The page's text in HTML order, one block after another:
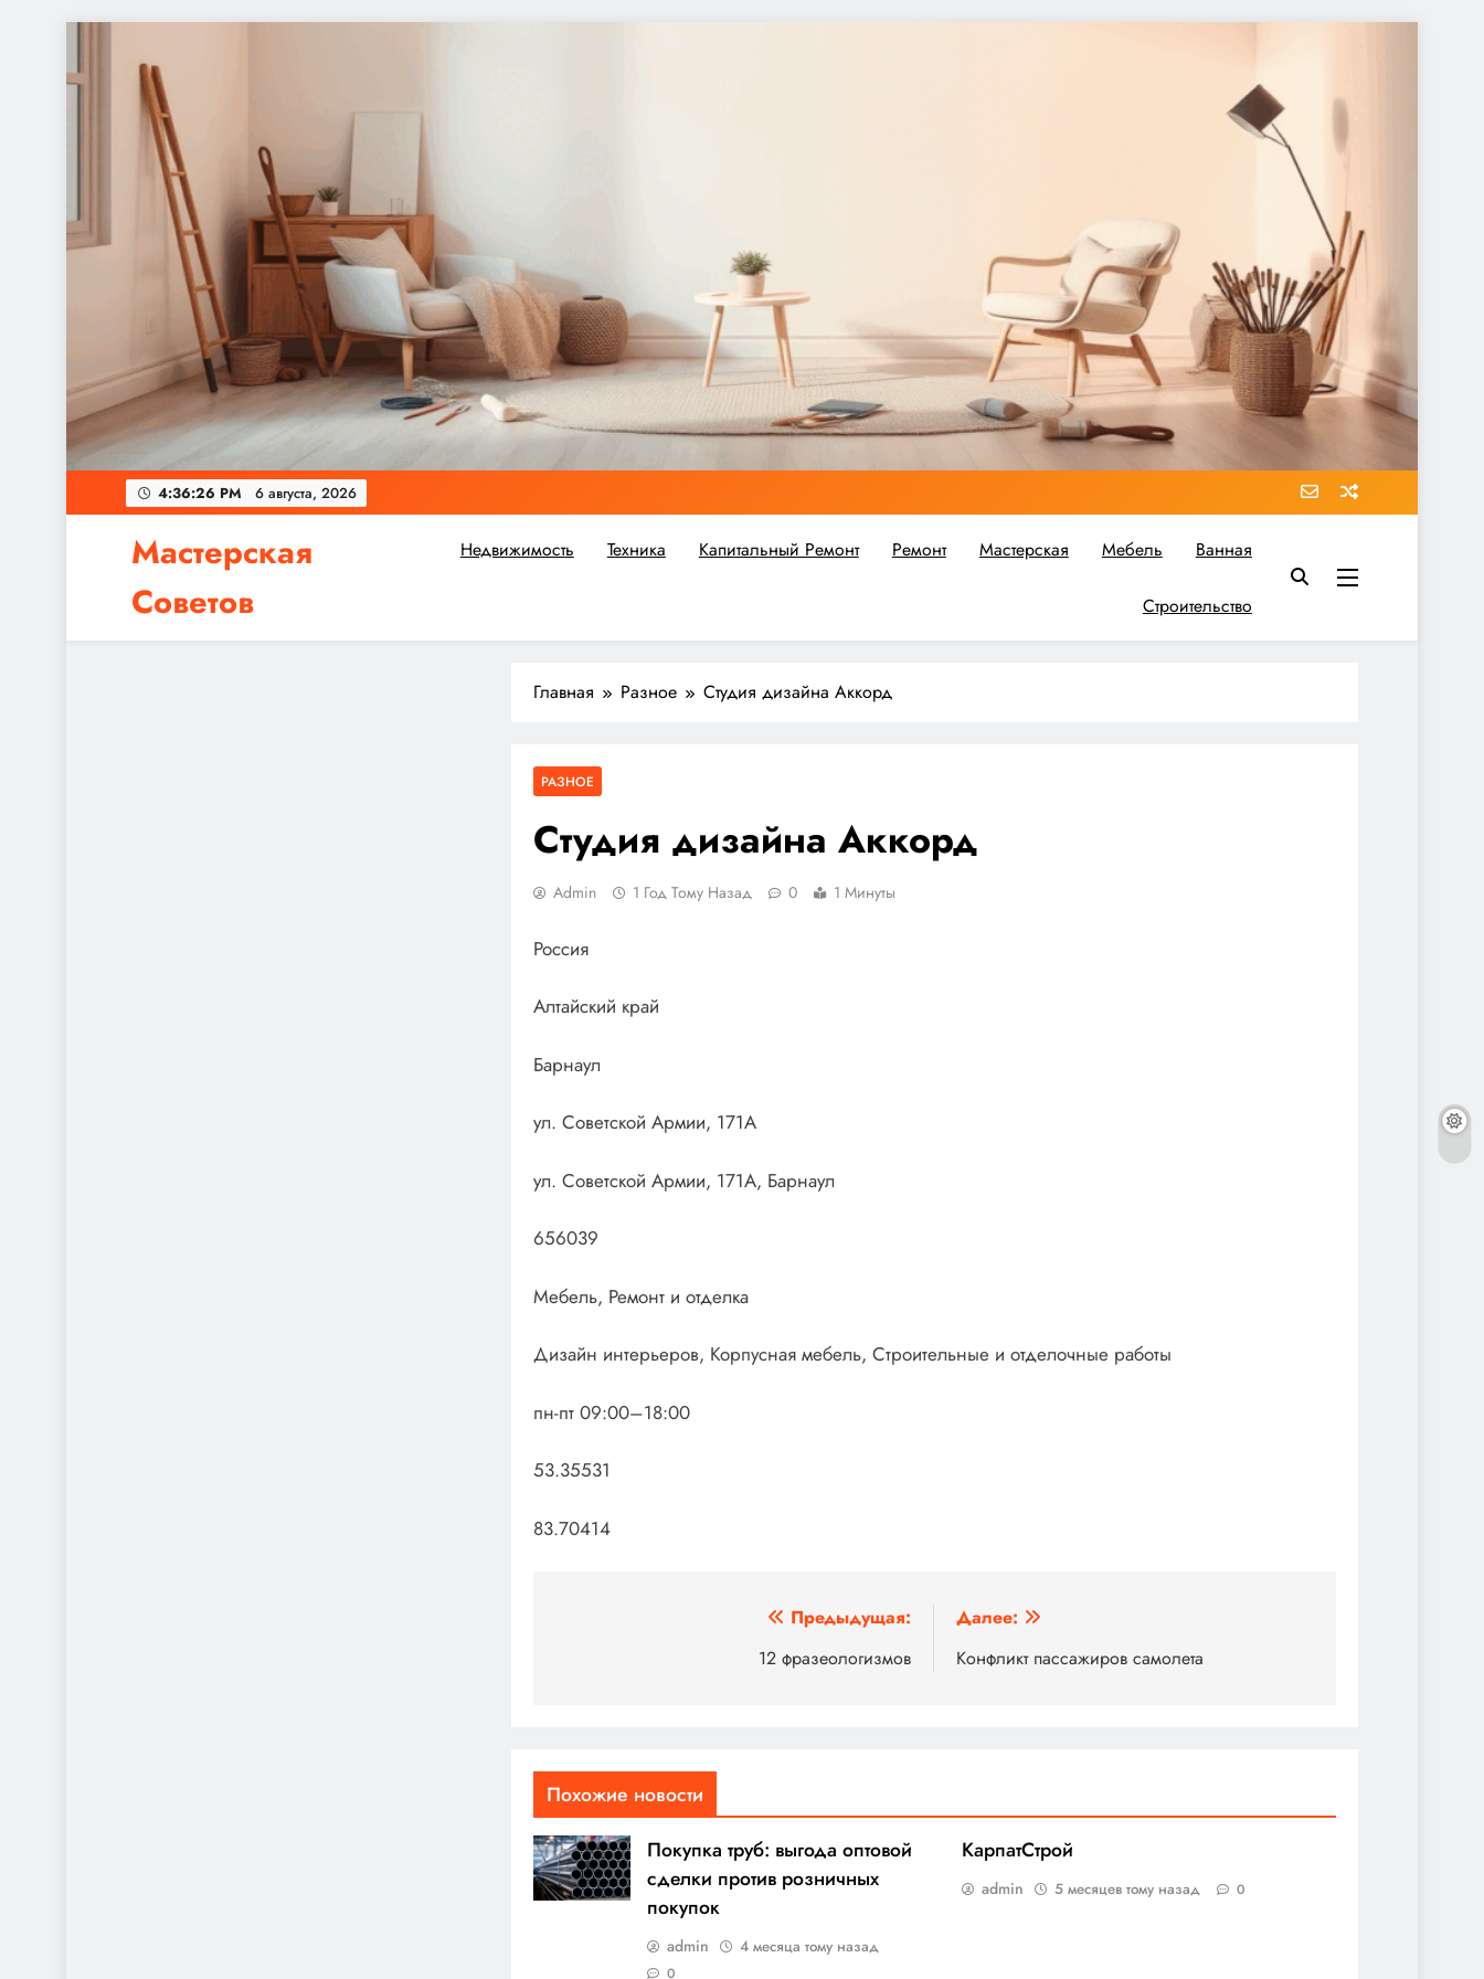
содержимому
4:36:26 PM 6 августа, 2026
Мастерская
Советов
Независимо от того, планируете ли вы небольшой ремонт или крупное строительство, в Мастерской Советов вы найдете все необходимое для реализации своих идей!
Недвижимость Техника Капитальный Ремонт Ремонт Мастерская Мебель Ванная
Строительство
Главная Разное Студия дизайна Аккорд
РАЗНОЕ
Студия дизайна Аккорд
Admin 1 Год Тому Назад 0 1 Минуты
Россия
Алтайский край
Барнаул
ул. Советской Армии, 171А
ул. Советской Армии, 171А, Барнаул
656039
Мебель, Ремонт и отделка
Дизайн интерьеров, Корпусная мебель, Строительные и отделочные работы
пн-пт 09:00–18:00
53.35531
83.70414
Предыдущая:
12 фразеологизмов
Далее:
Конфликт пассажиров самолета
Похожие новости
Покупка труб: выгода оптовой
сделки против розничных
покупок
admin 4 месяца тому назад
0
КарпатСтрой
admin 5 месяцев тому назад 0